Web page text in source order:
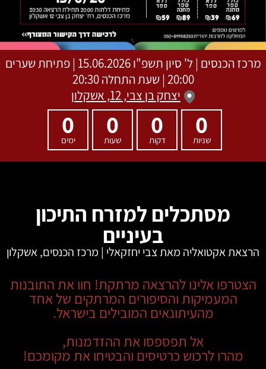
מרכז הכנסים | ל' סיון תשפ"ו
15.06.2026 | פתיחת שערים
20:00 | שעת התחלה 20:30
יצחק בן צבי, 12, אשקלון
0
שניות
0
דקות
0
שעות
0
ימים
מסתכלים למזרח התיכון
בעיניים
הרצאת אקטואליה מאת צבי יחזקאלי | מרכז הכנסים, אשקלון
הצטרפו אלינו להרצאה מרתקת! חוו את התובנות
המעמיקות והסיפורים המרתקים של אחד
מהעיתונאים המובילים בישראל.
אל תפספסו את ההזדמנות,
מהרו לרכוש כרטיסים והבטיחו את מקומכם!